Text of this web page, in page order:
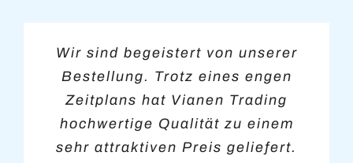
Wir sind begeistert von unserer
Bestellung. Trotz eines engen
Zeitplans hat Vianen Trading
hochwertige Qualität zu einem
sehr attraktiven Preis geliefert.
Alles sauber abgewickelt – wir
sind super zufrieden mit den
Buttons.
Nach einem Besuch in Woerden,
bei dem wir bei einer guten Tasse
Kaffee die zu bestellenden
Medaillen besprochen haben,
haben wir zu Hause die Dateien
Vianen Trading konnte uns
kurzfristig mit Medaillen für unser
Turnier versorgen. Sie haben
unsere Erwartungen übertroffen,
und wir haben bereits eine neue